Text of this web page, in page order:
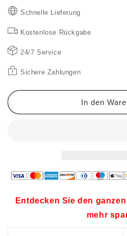
(
Big
Deals
💥)
Weichsohlige
aus
Rindsleder
Big
Deals
💥)
Weichsohlige
aus
Rindsleder
Schnelle Lieferung
Kostenlose Rückgabe
24/7 Service
Sichere Zahlungen
In den
Entdecken Sie den
mehr